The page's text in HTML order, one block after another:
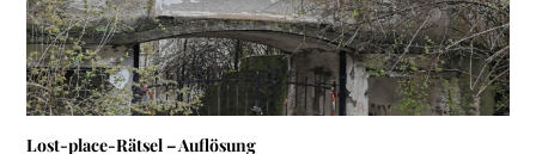
Lost-place-Rätsel – Auflösung